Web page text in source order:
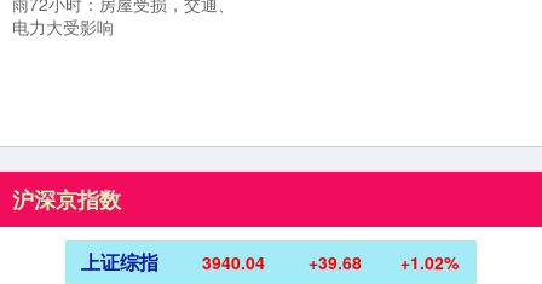
电力大受影响
沪深京指数
上证综指 3940.04 +39.68 +1.02%